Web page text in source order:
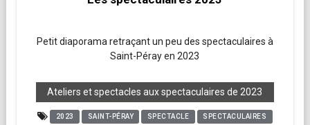
Petit diaporama retraçant un peu des spectaculaires à
Saint-Péray en 2023
Ateliers et spectacles aux spectaculaires de 2023
2023 SAINT-PÉRAY SPECTACLE SPECTACULAIRES